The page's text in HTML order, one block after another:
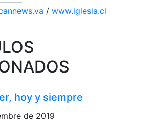
/ www.iglesia.cl
hoy y siempre
de 2019